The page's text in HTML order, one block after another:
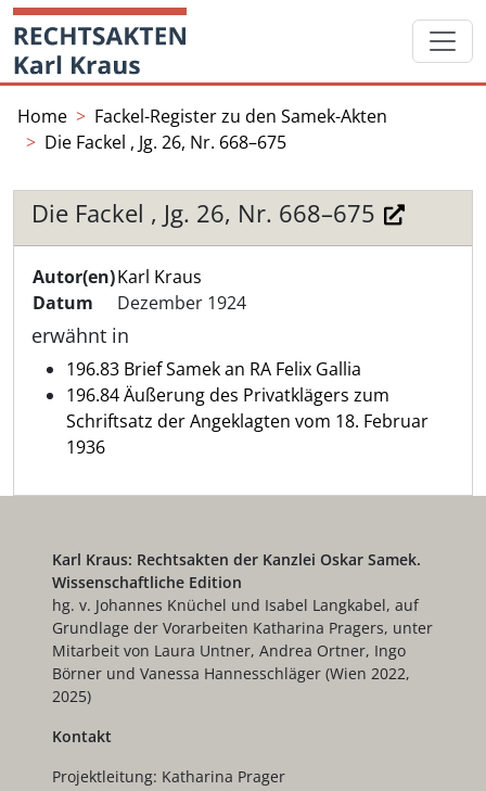
Skip
content
Startseite
Home
Fackel-Register zu den Samek-Akten
Die Fackel , Jg. 26, Nr. 668–675
Die Fackel , Jg. 26, Nr. 668–675
Autor(en)Karl Kraus
Datum
Dezember 1924
erwähnt in
196.83 Brief Samek an RA Felix Gallia
196.84 Äußerung des Privatklägers zum
Schriftsatz der Angeklagten vom 18. Februar
1936
Karl Kraus: Rechtsakten der Kanzlei Oskar Samek.
Wissenschaftliche Edition
hg. v. Johannes Knüchel und Isabel Langkabel, auf
Grundlage der Vorarbeiten Katharina Pragers, unter
Mitarbeit von Laura Untner, Andrea Ortner, Ingo
Börner und Vanessa Hannesschläger (Wien 2022,
2025)
Kontakt
Projektleitung: Katharina Prager